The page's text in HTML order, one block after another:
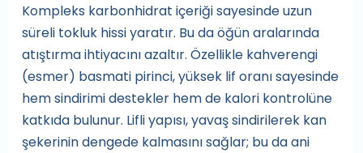
Kompleks karbonhidrat içeriği sayesinde uzun
süreli tokluk hissi yaratır. Bu da öğün aralarında
atıştırma ihtiyacını azaltır. Özellikle kahverengi
(esmer) basmati pirinci, yüksek lif oranı sayesinde
hem sindirimi destekler hem de kalori kontrolüne
katkıda bulunur. Lifli yapısı, yavaş sindirilerek kan
şekerinin dengede kalmasını sağlar; bu da ani